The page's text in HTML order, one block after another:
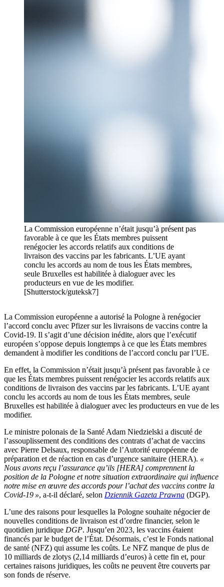
La Commission européenne n’était jusqu’à présent pas
favorable à ce que les États membres puissent
renégocier les accords relatifs aux conditions de
livraison des vaccins par les fabricants. L’UE ayant
conclu les accords au nom de tous les États membres,
seule Bruxelles est habilitée à dialoguer avec les
producteurs en vue de les modifier.
[Shutterstock/guteksk7]
La Commission européenne a autorisé la Pologne à renégocier
l’accord conclu avec Pfizer sur les livraisons de vaccins contre la
Covid-19. Il s’agit d’une décision inédite, alors que l’exécutif
européen s’oppose depuis longtemps à ce que les États membres
demandent à modifier les conditions de l’accord conclu par l’UE.
En effet, la Commission n’était jusqu’à présent pas favorable à ce
que les États membres puissent renégocier les accords relatifs aux
conditions de livraison des vaccins par les fabricants. L’UE ayant
conclu les accords au nom de tous les États membres, seule
Bruxelles est habilitée à dialoguer avec les producteurs en vue de les
modifier.
Le ministre polonais de la Santé Adam Niedzielski a discuté de
l’assouplissement des conditions des contrats d’achat de vaccins
avec Pierre Delsaux, responsable de l’Autorité européenne de
préparation et de réaction en cas d’urgence sanitaire (HERA). «
Nous avons reçu l’assurance qu’ils [HERA] comprennent la
position de la Pologne et notre situation extraordinaire qui influence
notre mise en œuvre des accords pour l’achat des vaccins contre la
Covid-19 », a-t-il déclaré, selon Dziennik Gazeta Prawna (DGP).
L’une des raisons pour lesquelles la Pologne souhaite négocier de
nouvelles conditions de livraison est d’ordre financier, selon le
quotidien juridique DGP. Jusqu’en 2023, les vaccins étaient
financés par le budget de l’État. Désormais, c’est le Fonds national
de santé (NFZ) qui assume les coûts. Le NFZ manque de plus de
10 milliards de zlotys (2,14 milliards d’euros) à cette fin et, pour
certaines raisons juridiques, les coûts ne peuvent être couverts par
son fonds de réserve.